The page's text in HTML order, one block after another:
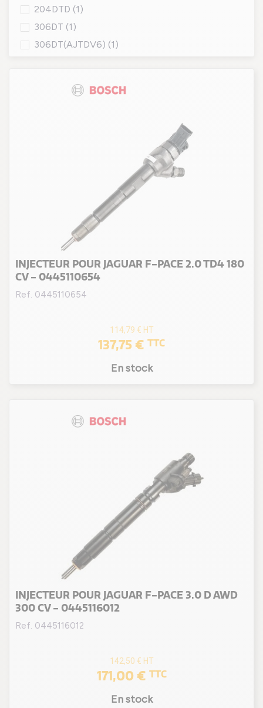
204DTD (1)
306DT (1)
306DT(AJTDV6) (1)
INJECTEUR POUR JAGUAR F-PACE 2.0 TD4 180
CV - 0445110654
Ref. 0445110654
114,79 € HT
137,75 € TTC
En stock
INJECTEUR POUR JAGUAR F-PACE 3.0 D AWD
300 CV - 0445116012
Ref. 0445116012
142,50 € HT
171,00 € TTC
En stock